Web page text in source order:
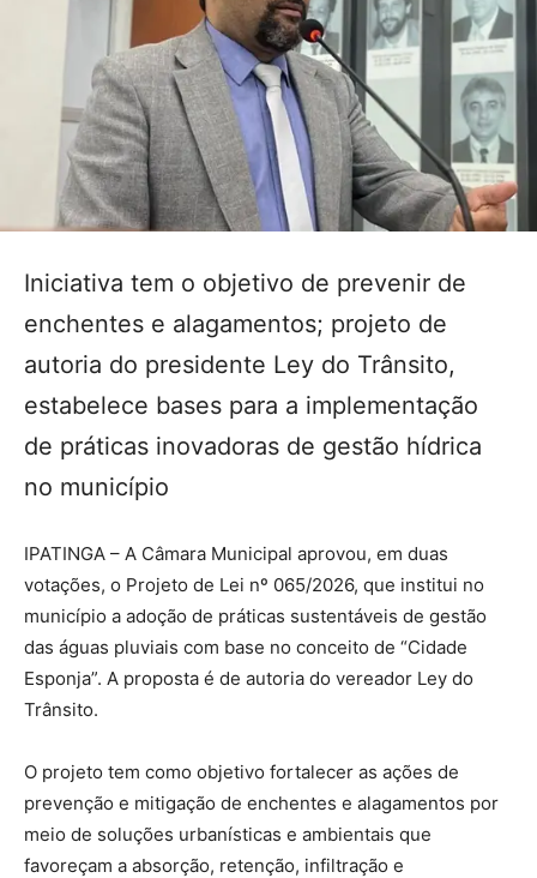
Iniciativa tem o objetivo de prevenir de
enchentes e alagamentos; projeto de
autoria do presidente Ley do Trânsito,
estabelece bases para a implementação
de práticas inovadoras de gestão hídrica
no município
IPATINGA – A Câmara Municipal aprovou, em duas
votações, o Projeto de Lei nº 065/2026, que institui no
município a adoção de práticas sustentáveis de gestão
das águas pluviais com base no conceito de “Cidade
Esponja”. A proposta é de autoria do vereador Ley do
Trânsito.
O projeto tem como objetivo fortalecer as ações de
prevenção e mitigação de enchentes e alagamentos por
meio de soluções urbanísticas e ambientais que
favoreçam a absorção, retenção, infiltração e